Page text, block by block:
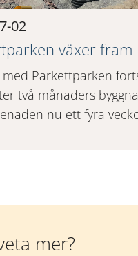
02
växer fram
Parkettparken
två månaders
nu ett fyra
mer?